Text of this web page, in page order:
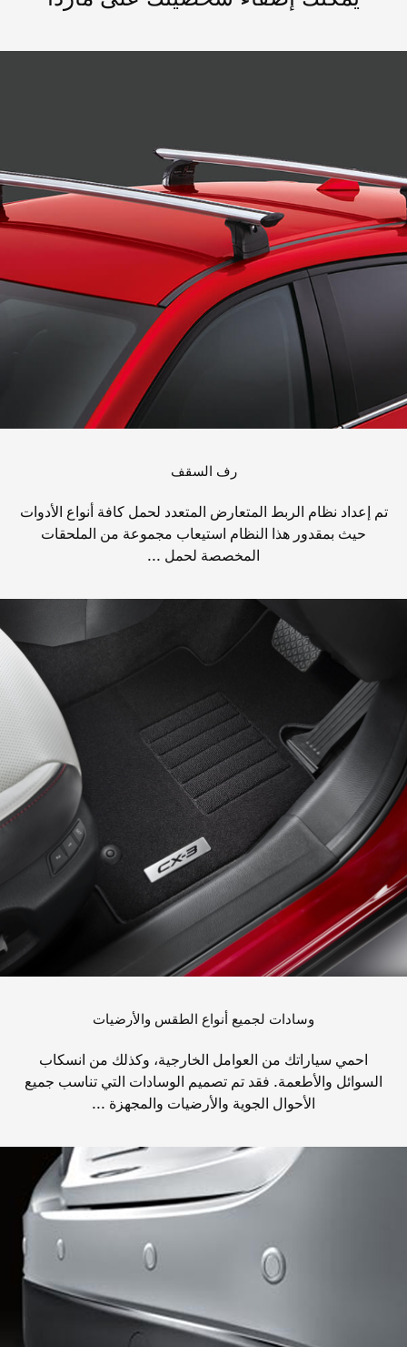
رف السقف
تم إعداد نظام الربط المتعارض المتعدد لحمل كافة أنواع الأدوات
حيث بمقدور هذا النظام استيعاب مجموعة من الملحقات
المخصصة لحمل ...
وسادات لجميع أنواع الطقس والأرضيات
احمي سياراتك من العوامل الخارجية، وكذلك من انسكاب
السوائل والأطعمة. فقد تم تصميم الوسادات التي تناسب جميع
الأحوال الجوية والأرضيات والمجهزة ...